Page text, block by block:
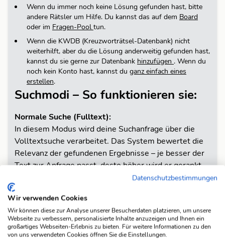
Wenn du immer noch keine Lösung gefunden hast, bitte
andere Rätsler um Hilfe. Du kannst das auf dem Board
oder im Fragen-Pool tun.
Wenn die KWDB (Kreuzworträtsel-Datenbank) nicht
weiterhilft, aber du die Lösung anderweitig gefunden hast,
kannst du sie gerne zur Datenbank hinzufügen . Wenn du
noch kein Konto hast, kannst du ganz einfach eines
erstellen.
Suchmodi – So funktionieren sie:
Normale Suche (Fulltext):
In diesem Modus wird deine Suchanfrage über die
Volltextsuche verarbeitet. Das System bewertet die
Relevanz der gefundenen Ergebnisse – je besser der
Text zur Anfrage passt, desto höher wird er gerankt.
Diese Suche ist ideal, wenn du eine allgemeine Suche
durchführen möchtest und eine automatische
Gewichtung der Resultate wünschst.
Exakte Suche:
Hier werden nur Treffer angezeigt, die genau der von
Datenschutzbestimmungen
Wir verwenden Cookies
Wir können diese zur Analyse unserer Besucherdaten platzieren, um unsere
Webseite zu verbessern, personalisierte Inhalte anzuzeigen und Ihnen ein
großartiges Webseiten-Erlebnis zu bieten. Für weitere Informationen zu den
von uns verwendeten Cookies öffnen Sie die Einstellungen.